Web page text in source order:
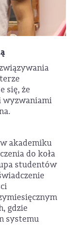
się, że
wyzwaniami
akademiku
do koła
studentów
gdzie
systemu